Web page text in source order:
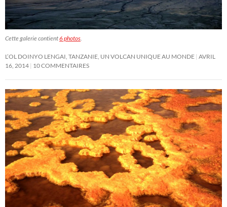
Cette galerie contient6 photos.
L’OL DOINYO LENGAI, TANZANIE, UN VOLCAN UNIQUE AU MONDE AVRIL
16, 2014 10 COMMENTAIRES